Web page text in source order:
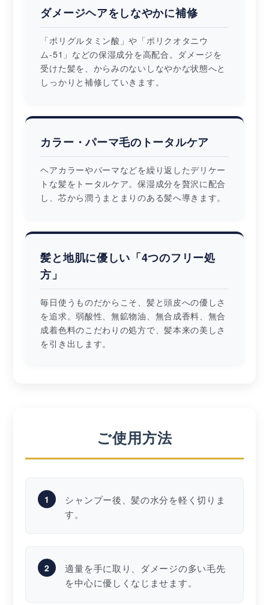
ダメージヘアをしなやかに補修
「ポリグルタミン酸」や「ポリクオタニウ
ム-51」などの保湿成分を高配合。ダメージを
受けた髪を、からみのないしなやかな状態へと
しっかりと補修していきます。
カラー・パーマ毛のトータルケア
ヘアカラーやパーマなどを繰り返したデリケー
トな髪をトータルケア。保湿成分を贅沢に配合
し、芯から潤うまとまりのある髪へ導きます。
髪と地肌に優しい「4つのフリー処
方」
毎日使うものだからこそ、髪と頭皮への優しさ
を追求。弱酸性、無鉱物油、無合成香料、無合
成着色料のこだわりの処方で、髪本来の美しさ
を引き出します。
ご使用方法
1
シャンプー後、髪の水分を軽く切りま
す。
2
適量を手に取り、ダメージの多い毛先
を中心に優しくなじませます。